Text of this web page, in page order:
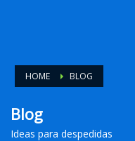
HOME BLOG
Blog
Ideas para despedidas